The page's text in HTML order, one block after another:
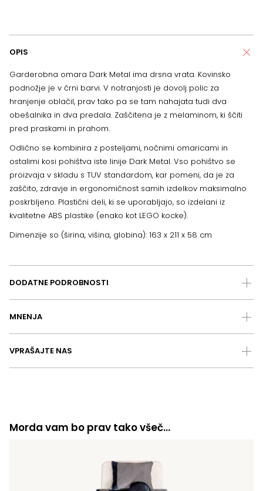
OPIS
Garderobna omara Dark Metal ima drsna vrata. Kovinsko
podnožje je v črni barvi. V notranjosti je dovolj polic za
hranjenje oblačil, prav tako pa se tam nahajata tudi dva
obešalnika in dva predala. Zaščitena je z melaminom, ki ščiti
pred praskami in prahom.
Odlično se kombinira z posteljami, nočnimi omaricami in
ostalimi kosi pohištva iste linije Dark Metal. Vso pohištvo se
proizvaja v skladu s TUV standardom, kar pomeni, da je za
zaščito, zdravje in ergonomičnost samih izdelkov maksimalno
poskrbljeno. Plastični deli, ki se uporabljajo, so izdelani iz
kvalitetne ABS plastike (enako kot LEGO kocke).
Dimenzije so (širina, višina, globina): 163 x 211 x 58 cm
DODATNE PODROBNOSTI
MNENJA
VPRAŠAJTE NAS
Morda vam bo prav tako všeč…